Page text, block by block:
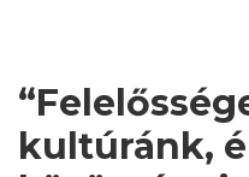
kultúránk,